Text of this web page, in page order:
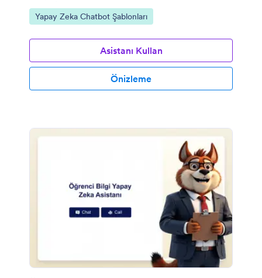
Kategoriye git:
Yapay Zeka Chatbot Şablonları
Asistanı Kullan
Önizleme